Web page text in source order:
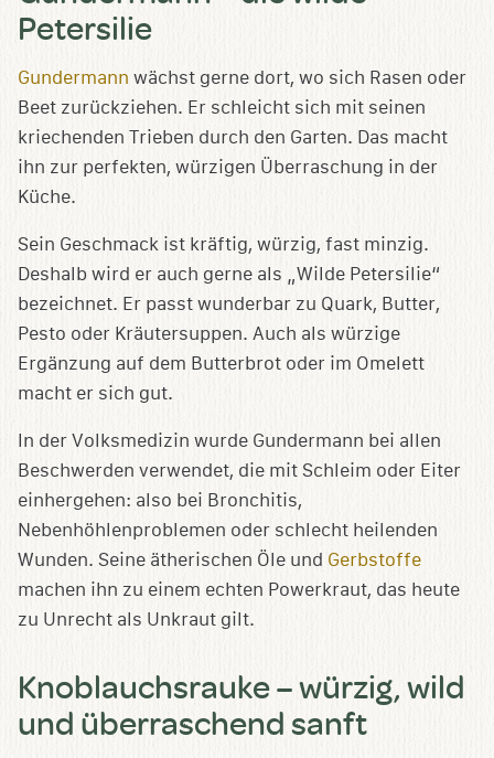
Petersilie
Gundermann wächst gerne dort, wo sich Rasen oder
Beet zurückziehen. Er schleicht sich mit seinen
kriechenden Trieben durch den Garten. Das macht
ihn zur perfekten, würzigen Überraschung in der
Küche.
Sein Geschmack ist kräftig, würzig, fast minzig.
Deshalb wird er auch gerne als „Wilde Petersilie“
bezeichnet. Er passt wunderbar zu Quark, Butter,
Pesto oder Kräutersuppen. Auch als würzige
Ergänzung auf dem Butterbrot oder im Omelett
macht er sich gut.
In der Volksmedizin wurde Gundermann bei allen
Beschwerden verwendet, die mit Schleim oder Eiter
einhergehen: also bei Bronchitis,
Nebenhöhlenproblemen oder schlecht heilenden
Wunden. Seine ätherischen Öle und Gerbstoffe
machen ihn zu einem echten Powerkraut, das heute
zu Unrecht als Unkraut gilt.
Knoblauchsrauke – würzig, wild
und überraschend sanft